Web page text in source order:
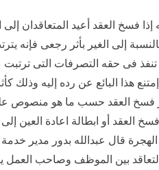
على أنه إذا فسخ العقد أعيد المتعاقدان
إلى الغير بأثر رجعى فإنه
تنفذ فى حقه التصرفات التى
هذا البائع عن رده إليه وذلك
فسخ العقد حسب ما هو منصوص
العقد أو ابطالة اعادة العين
العقد الزمنى كالايجار لا 20‏‏/11‏‏/1441 بعد الهجرة قال عبدالله
بين الموظف وصاحب العمل